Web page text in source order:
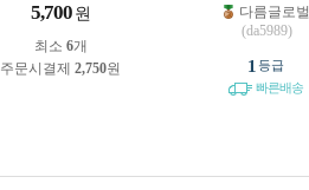
5,700 원
최소 6개
주문시결제 2,750원
다름글로벌
(da5989)
1 등급
빠른배송